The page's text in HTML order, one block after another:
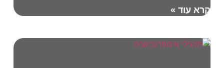
קרא עוד »